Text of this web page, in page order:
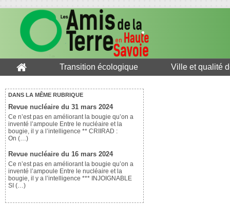
Transition écologique Ville et qualité
DANS LA MÊME RUBRIQUE
Revue nucléaire du 31 mars 2024
Ce n’est pas en améliorant la bougie qu’on a
inventé l’ampoule Entre le nucléaire et la
bougie, il y a l’intelligence ** CRIIRAD :
On (…)
Revue nucléaire du 16 mars 2024
Ce n’est pas en améliorant la bougie qu’on a
inventé l’ampoule Entre le nucléaire et la
bougie, il y a l’intelligence *** INJOIGNABLE
SI (…)